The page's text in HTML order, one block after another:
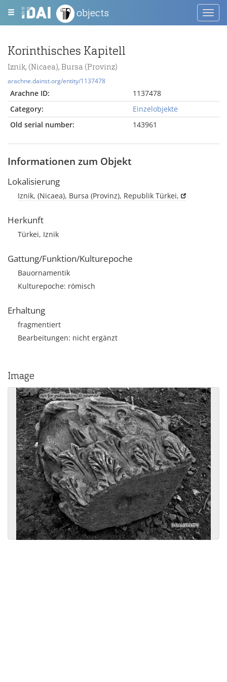
objects
Korinthisches Kapitell
Iznik, (Nicaea), Bursa (Provinz)
arachne.dainst.org/entity/1137478
Arachne ID:
1137478
Category:
Einzelobjekte
Old serial number:
143961
Informationen zum Objekt
Lokalisierung
Iznik, (Nicaea), Bursa (Provinz), Republik Türkei,
Herkunft
Türkei, Iznik
Gattung/Funktion/Kulturepoche
Bauornamentik
Kulturepoche: römisch
Erhaltung
fragmentiert
Bearbeitungen: nicht ergänzt
Image